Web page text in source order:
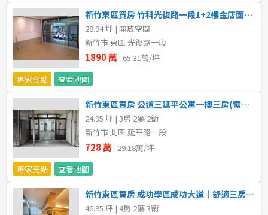
屏東縣
台東縣
花蓮縣
金門連江
~ 坪
樓層
不拘
1樓 2樓
3樓 4樓
5~10樓
21樓以上
新竹東區買房 竹科光復路一段1+2樓金店面可住可店現成收租
28.94 坪 | 開放空間
新竹市 東區 光復路一段
1890 萬 65.31萬/坪
專家亮點
查看地圖
新竹東區買房 公道三延平公寓一樓三房(需整理)
24.95 坪 | 3房 2廳 2衛
新竹市 北區 延平路一段
728 萬 29.18萬/坪
專家亮點
查看地圖
新竹東區買房 成功學區成功大道｜舒適三房・走路上學就選這間
46.95 坪 | 4房 2廳 3衛